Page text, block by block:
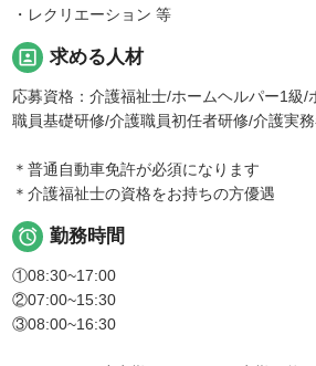
・レクリエーション 等
portrait 求める人材
応募資格：介護福祉士/ホームヘルパー1級/
職員基礎研修/介護職員初任者研修/介護実
＊普通自動車免許が必須になります
＊介護福祉士の資格をお持ちの方優遇
 勤務時間
①08:30~17:00
②07:00~15:30
③08:00~16:30